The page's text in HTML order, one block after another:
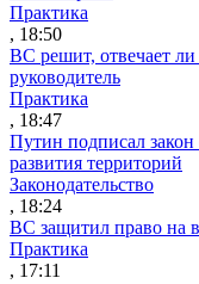
Практика
, 18:50
ВС решит, отвечает
руководитель
Практика
, 18:47
Путин подписал
развития территорий
Законодательство
, 18:24
ВС защитил право на
Практика
, 17:11